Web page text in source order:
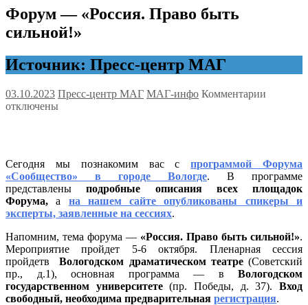
Форум — «Россия. Право быть
сильной!»
Источник: Пресс-центр МАГ
03.10.2023 Пресс-центр МАГ МАГ-инфо Комментарии
отключены
Сегодня мы познакомим вас спрограммой Форума
«Сообщество» в городе Вологде. В программе
представленыподробные описания всех площадок
Форума,а на нашем сайте опубликованы спикеры и
эксперты, заявленные на сессиях.
Напомним, тема форума — «Россия. Право быть сильной!».
Мероприятие пройдет 5-6 октября. Пленарная сессия
пройдетвВологодском драматическом театре(Советский
пр., д.1), основная программа — в Вологодском
государственном университете(пр. Победы, д. 37).Вход
свободный, необходима предварительная регистрация.